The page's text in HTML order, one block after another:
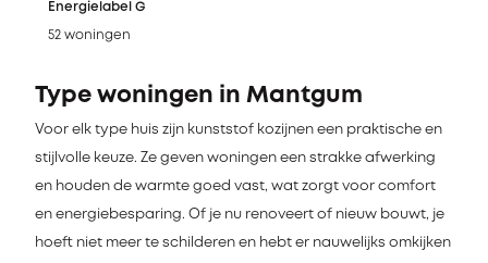
Energielabel G
52 woningen
Type woningen in Mantgum
Voor elk type huis zijn kunststof kozijnen een praktische en
stijlvolle keuze. Ze geven woningen een strakke afwerking
en houden de warmte goed vast, wat zorgt voor comfort
en energiebesparing. Of je nu renoveert of nieuw bouwt, je
hoeft niet meer te schilderen en hebt er nauwelijks omkijken